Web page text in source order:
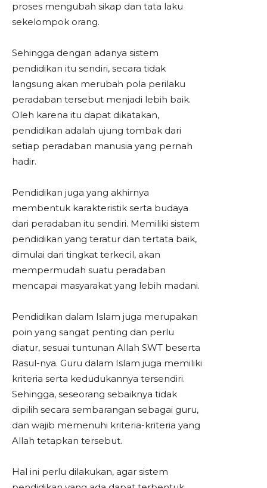
proses mengubah sikap dan tata laku
sekelompok orang.
Sehingga dengan adanya sistem
pendidikan itu sendiri, secara tidak
langsung akan merubah pola perilaku
peradaban tersebut menjadi lebih baik.
Oleh karena itu dapat dikatakan,
pendidikan adalah ujung tombak dari
setiap peradaban manusia yang pernah
hadir.
Pendidikan juga yang akhirnya
membentuk karakteristik serta budaya
dari peradaban itu sendiri. Memiliki sistem
pendidikan yang teratur dan tertata baik,
dimulai dari tingkat terkecil, akan
mempermudah suatu peradaban
mencapai masyarakat yang lebih madani.
Pendidikan dalam Islam juga merupakan
poin yang sangat penting dan perlu
diatur, sesuai tuntunan Allah SWT beserta
Rasul-nya. Guru dalam Islam juga memiliki
kriteria serta kedudukannya tersendiri.
Sehingga, seseorang sebaiknya tidak
dipilih secara sembarangan sebagai guru,
dan wajib memenuhi kriteria-kriteria yang
Allah tetapkan tersebut.
Hal ini perlu dilakukan, agar sistem